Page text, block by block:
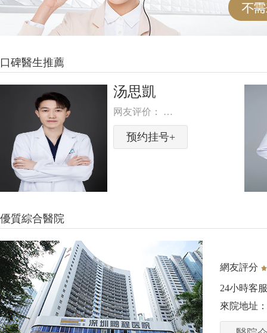
口碑醫生推薦
胡晓
网友评价： …
预约挂号+
優質綜合醫院
網友評分
24小時客
來院地址
晓
PENG
CHENG
DENTAL
王绍云 執業醫師